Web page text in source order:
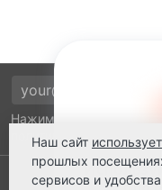
Нажимая на кнопку
политики обработки
Наш сайт
прошлых
сервисов и